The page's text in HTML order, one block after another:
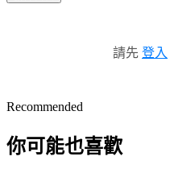
請先 登入
Recommended
你可能也喜歡